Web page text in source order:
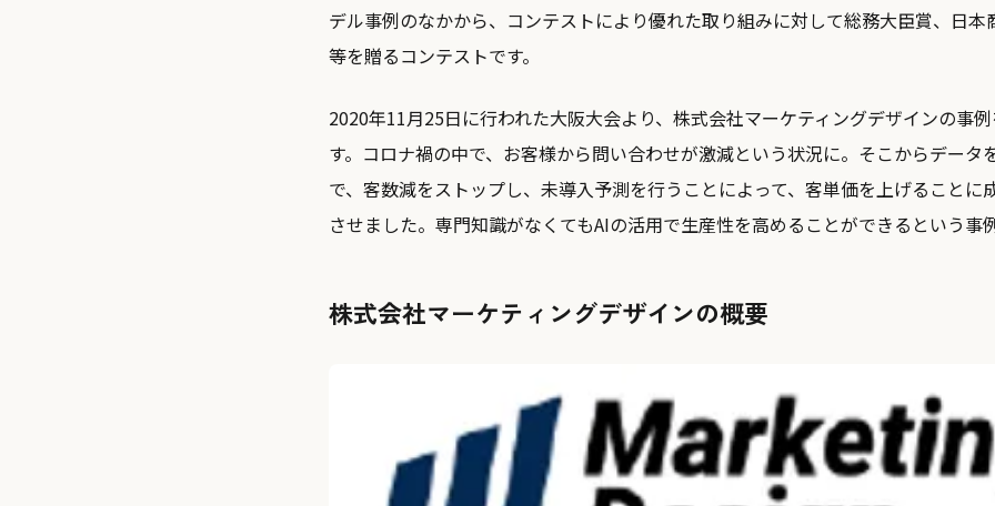
デル事例のなかから、コンテストにより優れた取り組みに対して総務大臣賞、日本
等を贈るコンテストです。
2020年11月25日に行われた大阪大会より、株式会社マーケティングデザインの事
す。コロナ禍の中で、お客様から問い合わせが激減という状況に。そこからデータ
で、客数減をストップし、未導入予測を行うことによって、客単価を上げることに
させました。専門知識がなくてもAIの活用で生産性を高めることができるという事例
株式会社マーケティングデザインの概要